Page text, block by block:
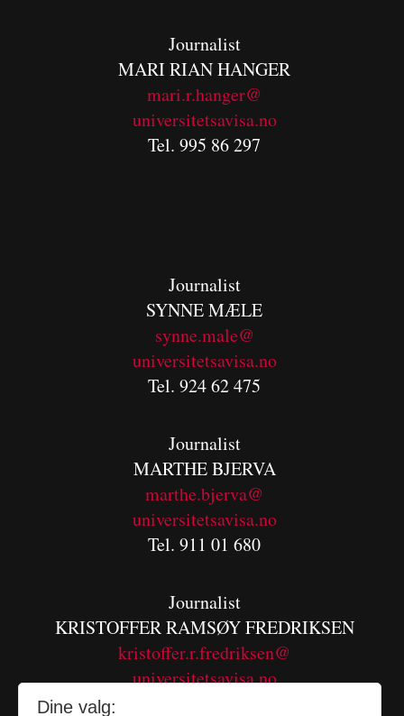
Journalist
MARI RIAN HANGER
mari.r.hanger@
universitetsavisa.no
Tel. 995 86 297
Journalist
SYNNE MÆLE
synne.male@
universitetsavisa.no
Tel. 924 62 475
Journalist
MARTHE BJERVA
marthe.bjerva@
universitetsavisa.no
Tel. 911 01 680
Journalist
KRISTOFFER RAMSØY FREDRIKSEN
kristoffer.r.fredriksen@
universitetsavisa.no
Dine valg: